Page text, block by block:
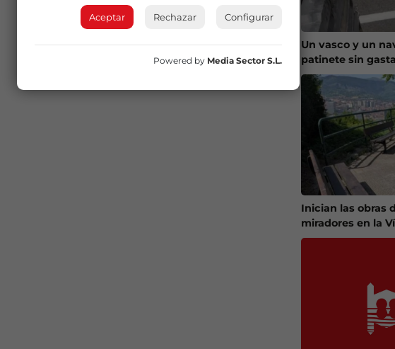
Un vasco y un
patinete sin
Inician las obras
miradores en la
Aceptar Rechazar Configurar
Powered by Media Sector S.L.